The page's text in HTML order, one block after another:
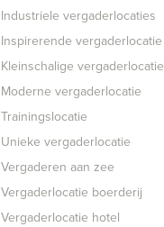
Industriele vergaderlocaties
Inspirerende vergaderlocatie
Kleinschalige vergaderlocatie
Moderne vergaderlocatie
Trainingslocatie
Unieke vergaderlocatie
Vergaderen aan zee
Vergaderlocatie boerderij
Vergaderlocatie hotel